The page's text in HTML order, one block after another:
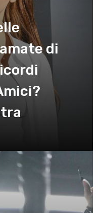
di